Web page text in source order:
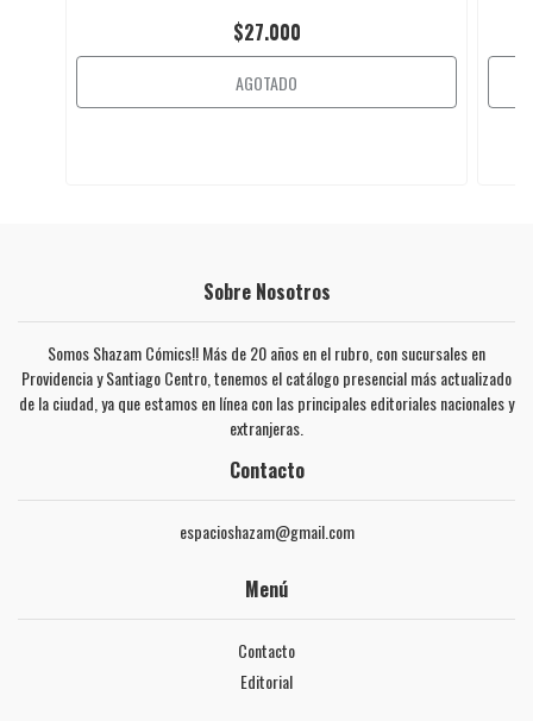
$27.000
AGOTADO
Sobre Nosotros
Somos Shazam Cómics!! Más de 20 años en el rubro, con sucursales en
Providencia y Santiago Centro, tenemos el catálogo presencial más actualizado
de la ciudad, ya que estamos en línea con las principales editoriales nacionales y
extranjeras.
Contacto
espacioshazam@gmail.com
Menú
Contacto
Editorial